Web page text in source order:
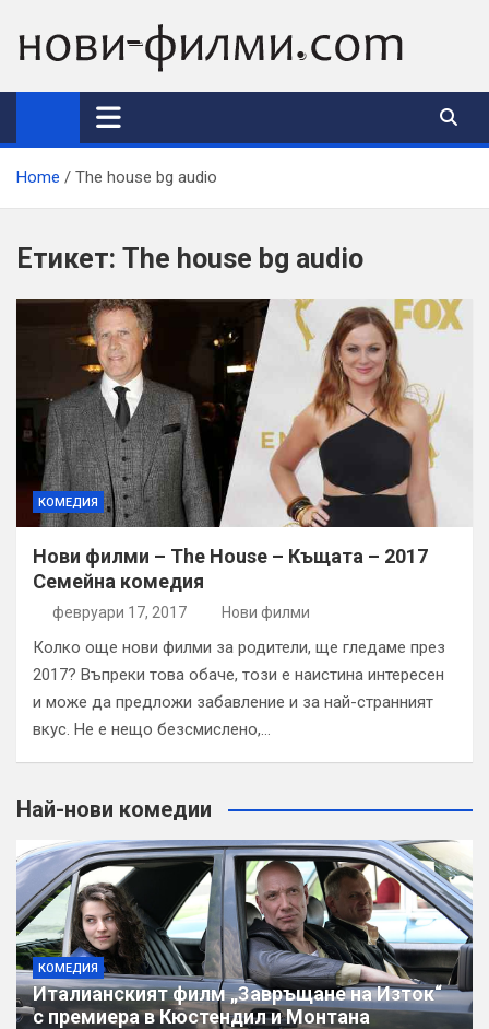
content
Home The house bg audio
Етикет: The house bg audio
КОМЕДИЯ
Нови филми – The House – Къщата – 2017
Семейна комедия
февруари 17, 2017 Нови филми
Колко още нови филми за родители, ще гледаме през
2017? Въпреки това обаче, този е наистина интересен
и може да предложи забавление и за най-странният
вкус. Не е нещо безсмислено,…
Най-нови комедии
КОМЕДИЯ
Италианският филм „Завръщане на Изток“
с премиера в Кюстендил и Монтана